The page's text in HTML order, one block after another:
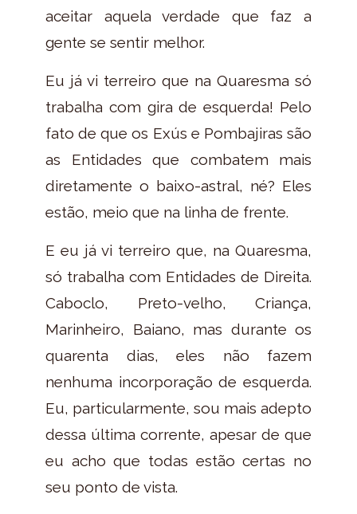
aceitar aquela verdade que faz a
gente se sentir melhor.
Eu já vi terreiro que na Quaresma só
trabalha com gira de esquerda! Pelo
fato de que os Exús e Pombajiras são
as Entidades que combatem mais
diretamente o baixo-astral, né? Eles
estão, meio que na linha de frente.
E eu já vi terreiro que, na Quaresma,
só trabalha com Entidades de Direita.
Caboclo, Preto-velho, Criança,
Marinheiro, Baiano, mas durante os
quarenta dias, eles não fazem
nenhuma incorporação de esquerda.
Eu, particularmente, sou mais adepto
dessa última corrente, apesar de que
eu acho que todas estão certas no
seu ponto de vista.